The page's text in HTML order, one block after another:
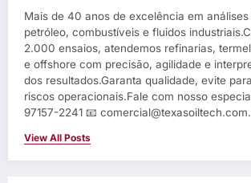
Mais de 40 anos de excelência em
petróleo, combustíveis e fluidos
2.000 ensaios, atendemos refinarias,
e offshore com precisão, agilidade e
dos resultados.Garanta qualidade, evite
riscos operacionais.Fale com nosso
97157-2241 📧
View All Posts